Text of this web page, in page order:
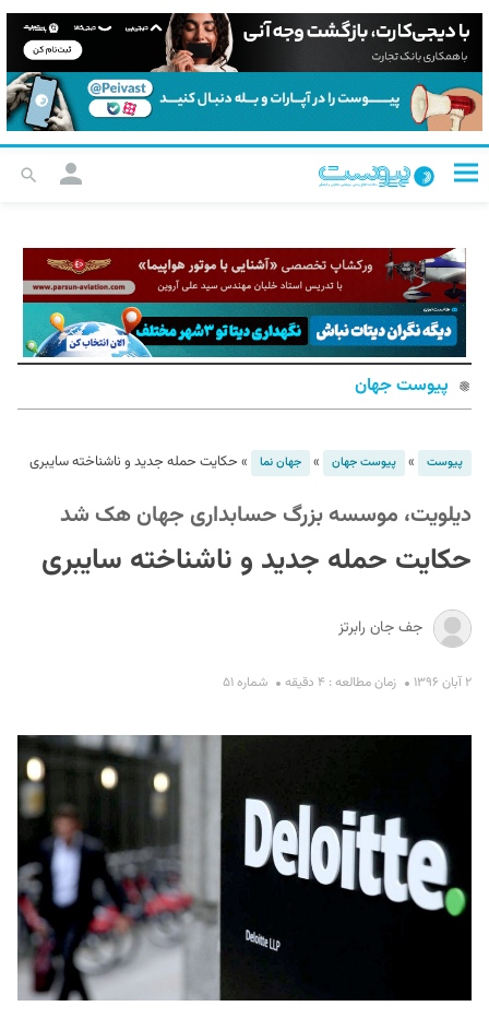
پیوست جهان
پیوست » پیوست جهان » جهان نما » حکایت حمله‌ جدید و ناشناخته سایبری
دیلویت، موسسه بزرگ حسابداری جهان هک شد
حکایت حمله‌ جدید و ناشناخته سایبری
جف جان رابرتز
۲ آبان ۱۳۹۶ زمان مطالعه : ۴ دقیقه شماره ۵۱